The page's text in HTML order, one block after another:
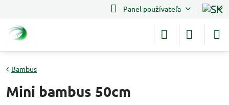
Panel používateľa
Bambus
Mini bambus 50cm